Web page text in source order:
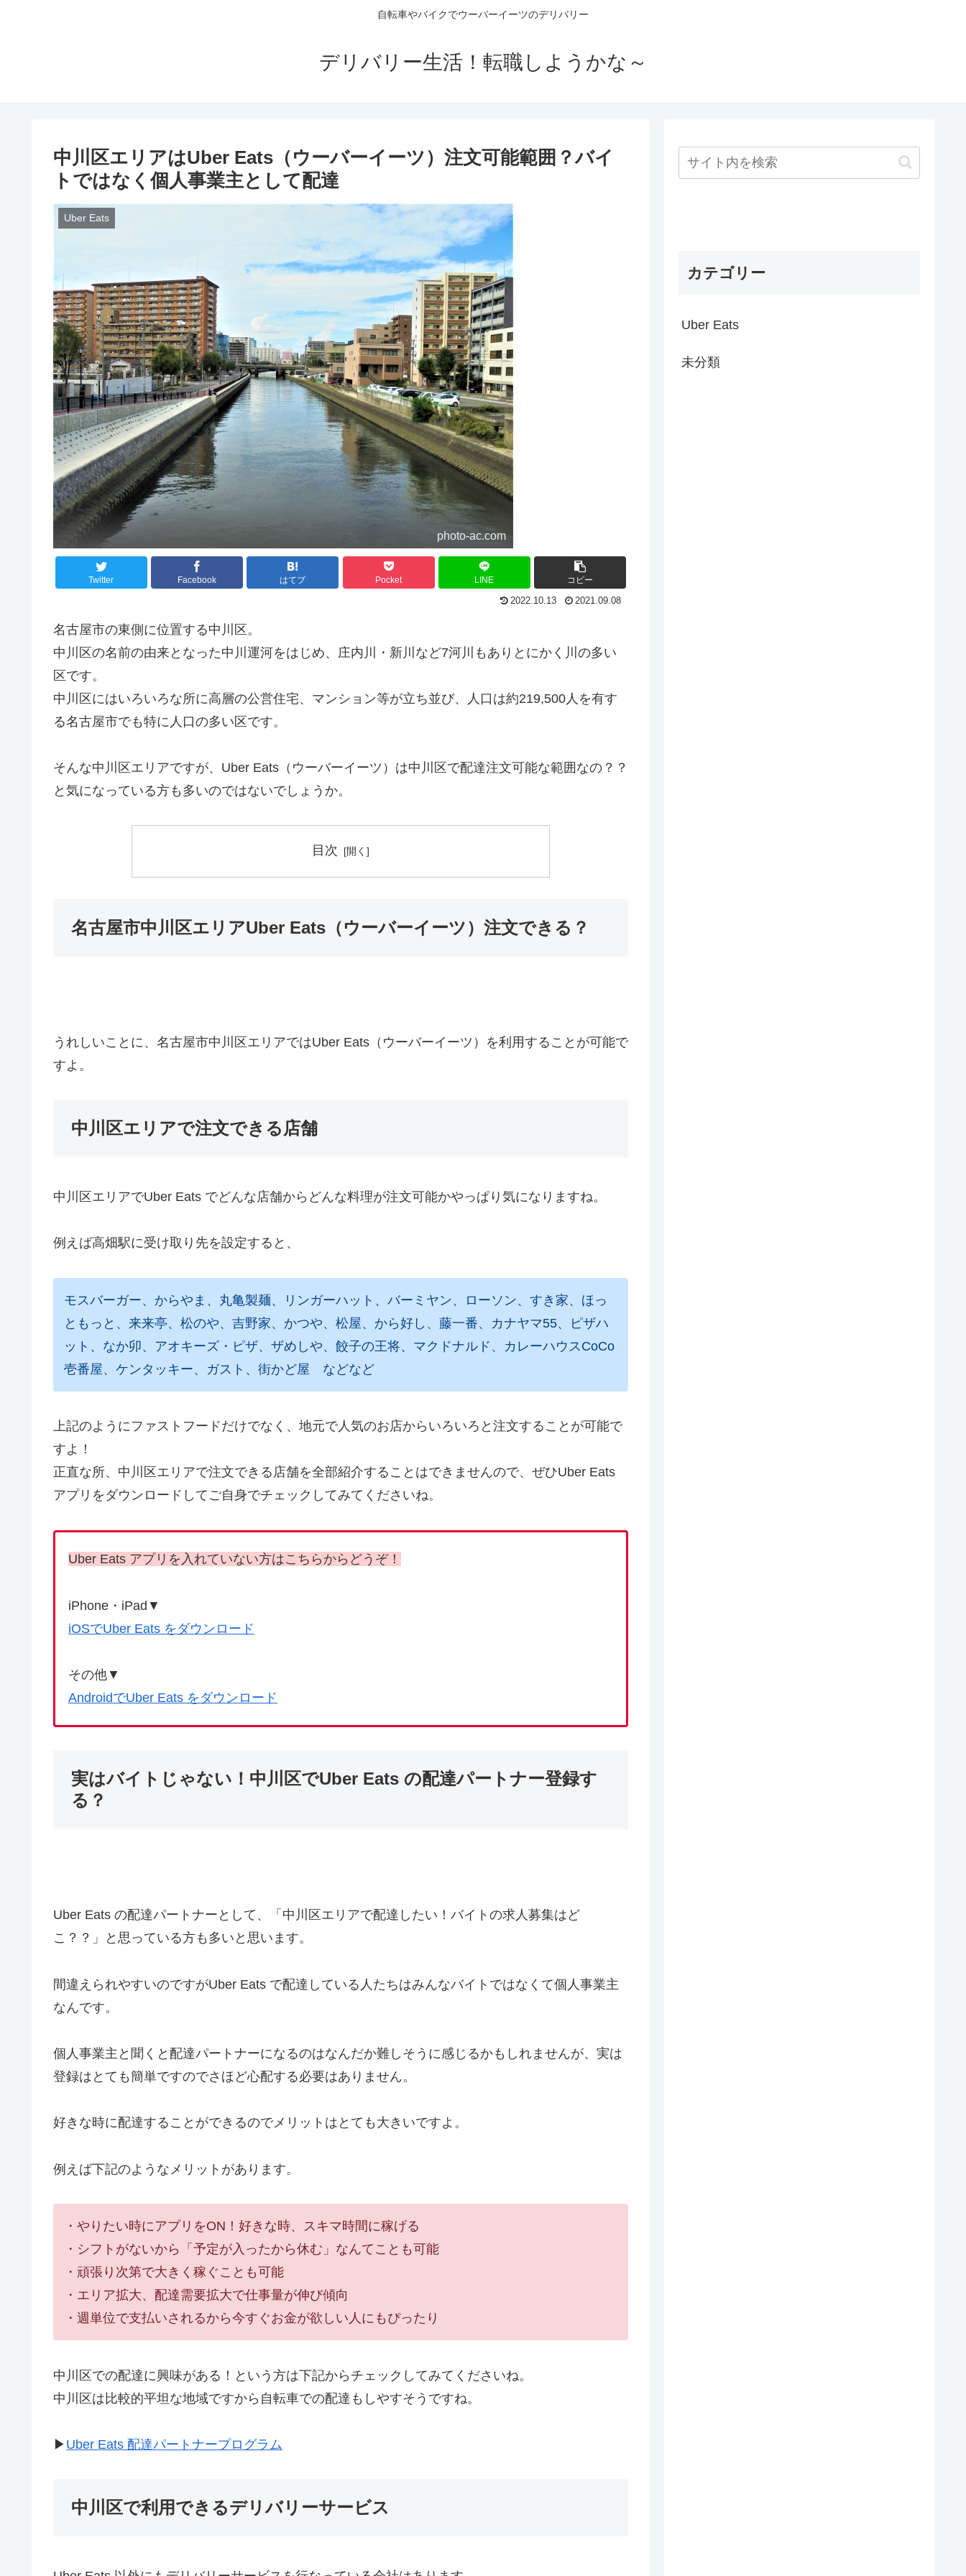
自転車やバイクでウーバーイーツのデリバリー
デリバリー生活！転職しようかな～
中川区エリアはUber Eats（ウーバーイーツ）注文可能範囲？バイ
トではなく個人事業主として配達
Uber Eats
photo-ac.com
Twitter Facebook はてブ Pocket LINE コピー
2022.10.13 2021.09.08
名古屋市の東側に位置する中川区。
中川区の名前の由来となった中川運河をはじめ、庄内川・新川など7河川もありとにかく川の多い
区です。
中川区にはいろいろな所に高層の公営住宅、マンション等が立ち並び、人口は約219,500人を有す
る名古屋市でも特に人口の多い区です。
そんな中川区エリアですが、Uber Eats（ウーバーイーツ）は中川区で配達注文可能な範囲なの？？
と気になっている方も多いのではないでしょうか。
目次
名古屋市中川区エリアUber Eats（ウーバーイーツ）注文できる？
うれしいことに、名古屋市中川区エリアではUber Eats（ウーバーイーツ）を利用することが可能で
すよ。
中川区エリアで注文できる店舗
中川区エリアでUber Eats でどんな店舗からどんな料理が注文可能かやっぱり気になりますね。
例えば高畑駅に受け取り先を設定すると、
モスバーガー、からやま、丸亀製麺、リンガーハット、バーミヤン、ローソン、すき家、ほっ
ともっと、来来亭、松のや、吉野家、かつや、松屋、から好し、藤一番、カナヤマ55、ピザハ
ット、なか卯、アオキーズ・ピザ、ザめしや、餃子の王将、マクドナルド、カレーハウスCoCo
壱番屋、ケンタッキー、ガスト、街かど屋 などなど
上記のようにファストフードだけでなく、地元で人気のお店からいろいろと注文することが可能で
すよ！
正直な所、中川区エリアで注文できる店舗を全部紹介することはできませんので、ぜひUber Eats
アプリをダウンロードしてご自身でチェックしてみてくださいね。
Uber Eats アプリを入れていない方はこちらからどうぞ！
iPhone・iPad▼
iOSでUber Eats をダウンロード
その他▼
AndroidでUber Eats をダウンロード
実はバイトじゃない！中川区でUber Eats の配達パートナー登録す
る？
Uber Eats の配達パートナーとして、「中川区エリアで配達したい！バイトの求人募集はど
こ？？」と思っている方も多いと思います。
間違えられやすいのですがUber Eats で配達している人たちはみんなバイトではなくて個人事業主
なんです。
個人事業主と聞くと配達パートナーになるのはなんだか難しそうに感じるかもしれませんが、実は
登録はとても簡単ですのでさほど心配する必要はありません。
好きな時に配達することができるのでメリットはとても大きいですよ。
例えば下記のようなメリットがあります。
・やりたい時にアプリをON！好きな時、スキマ時間に稼げる
・シフトがないから「予定が入ったから休む」なんてことも可能
・頑張り次第で大きく稼ぐことも可能
・エリア拡大、配達需要拡大で仕事量が伸び傾向
・週単位で支払いされるから今すぐお金が欲しい人にもぴったり
中川区での配達に興味がある！という方は下記からチェックしてみてくださいね。
中川区は比較的平坦な地域ですから自転車での配達もしやすそうですね。
▶︎ Uber Eats 配達パートナープログラム
中川区で利用できるデリバリーサービス
カテゴリー
Uber Eats
未分類